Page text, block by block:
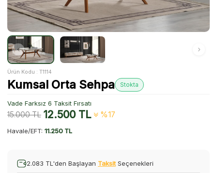
Ürün Kodu : T1114
Kumsal Orta Sehpa Stokta
Vade Farksız 6 Taksit Fırsatı
15.000TL 12.500TL %17
Havale/EFT: 11.250 TL
2.083 TL'den Başlayan Taksit Seçenekleri